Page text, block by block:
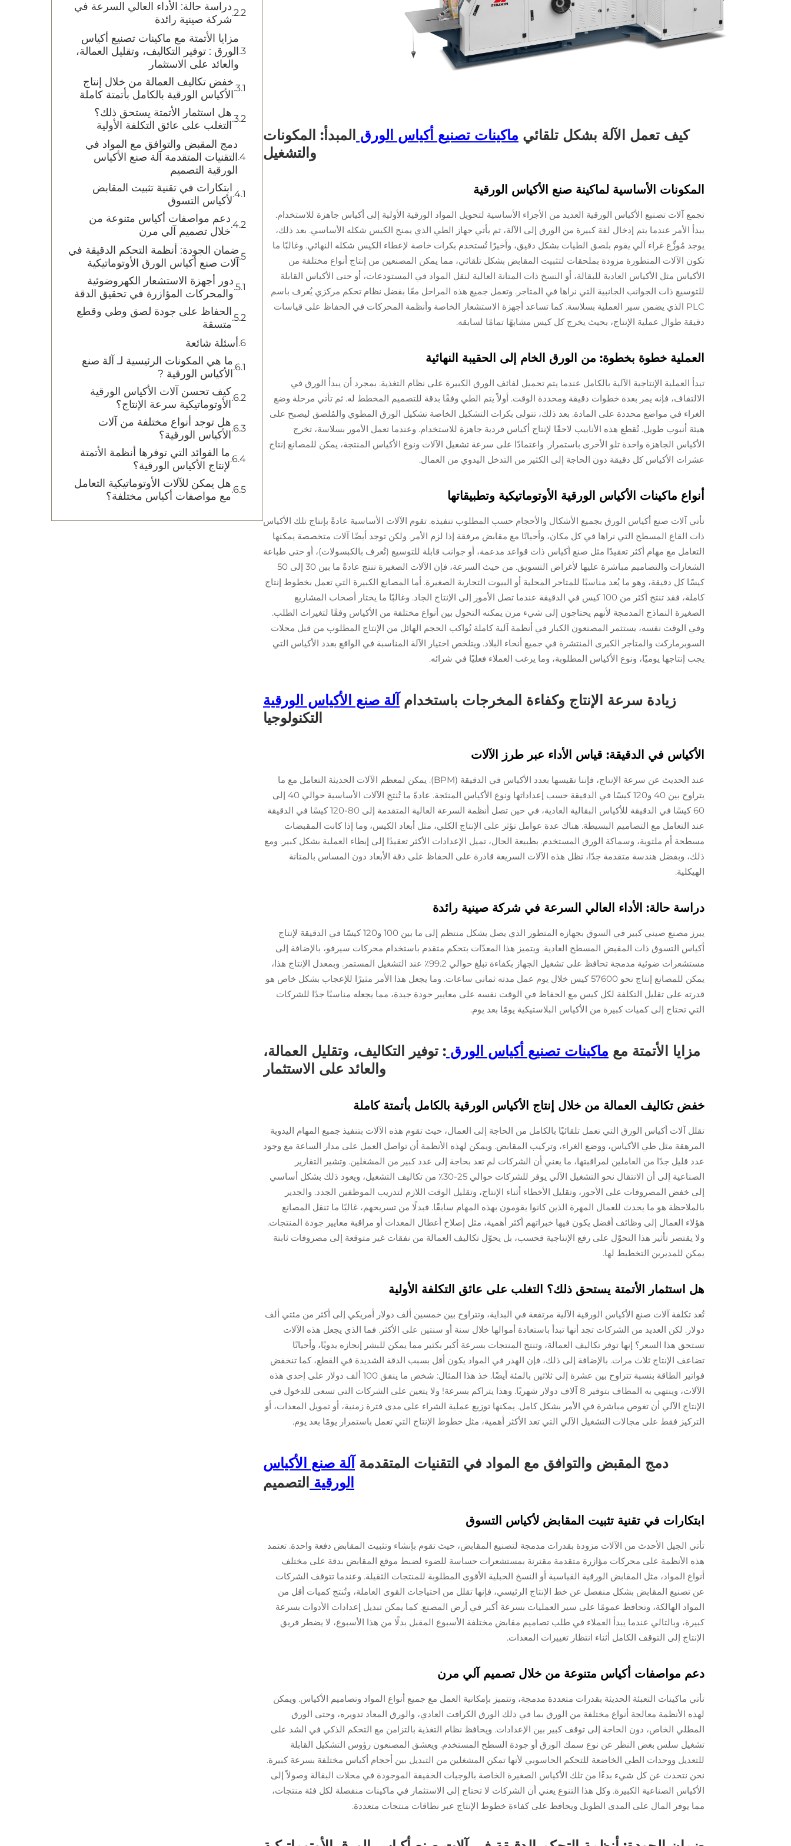
كيف تعمل الآلة بشكل تلقائي ماكينات تصنيع أكياس الورق المبدأ: المكونات
والتشغيل
المكونات الأساسية لماكينة صنع الأكياس الورقية
تجمع آلات تصنيع الأكياس الورقية العديد من الأجزاء الأساسية لتحويل المواد الورقية الأولية إلى أكياس جاهزة للاستخدام.
يبدأ الأمر عندما يتم إدخال لفة كبيرة من الورق إلى الآلة، ثم يأتي جهاز الطي الذي يمنح الكيس شكله الأساسي. بعد ذلك،
يوجد مُوزِّع غراء آلي يقوم بلصق الطيات بشكل دقيق، وأخيرًا تُستخدم بكرات خاصة لإعطاء الكيس شكله النهائي. وغالبًا ما
تكون الآلات المتطورة مزودة بملحقات لتثبيت المقابض بشكل تلقائي، مما يمكن المصنعين من إنتاج أنواع مختلفة من
الأكياس مثل الأكياس العادية للبقالة، أو النسخ ذات المتانة العالية لنقل المواد في المستودعات، أو حتى الأكياس القابلة
للتوسيع ذات الجوانب الجانبية التي نراها في المتاجر. وتعمل جميع هذه المراحل معًا بفضل نظام تحكم مركزي يُعرف باسم
PLC الذي يضمن سير العملية بسلاسة. كما تساعد أجهزة الاستشعار الخاصة وأنظمة المحركات في الحفاظ على قياسات
دقيقة طوال عملية الإنتاج، بحيث يخرج كل كيس مشابهًا تمامًا لسابقه.
العملية خطوة بخطوة: من الورق الخام إلى الحقيبة النهائية
تبدأ العملية الإنتاجية الآلية بالكامل عندما يتم تحميل لفائف الورق الكبيرة على نظام التغذية. بمجرد أن يبدأ الورق في
الالتفاف، فإنه يمر بعدة خطوات دقيقة ومحددة الوقت. أولاً يتم الطي وفقًا بدقة للتصميم المخطط له. ثم تأتي مرحلة وضع
الغراء في مواضع محددة على المادة. بعد ذلك، تتولى بكرات التشكيل الخاصة تشكيل الورق المطوي والمُلصق ليصبح على
هيئة أنبوب طويل. تُقطع هذه الأنابيب لاحقًا لإنتاج أكياس فردية جاهزة للاستخدام. وعندما تعمل الأمور بسلاسة، تخرج
الأكياس الجاهزة واحدة تلو الأخرى باستمرار. واعتمادًا على سرعة تشغيل الآلات ونوع الأكياس المنتجة، يمكن للمصانع إنتاج
عشرات الأكياس كل دقيقة دون الحاجة إلى الكثير من التدخل اليدوي من العمال.
أنواع ماكينات الأكياس الورقية الأوتوماتيكية وتطبيقاتها
تأتي آلات صنع أكياس الورق بجميع الأشكال والأحجام حسب المطلوب تنفيذه. تقوم الآلات الأساسية عادةً بإنتاج تلك الأكياس
ذات القاع المسطح التي نراها في كل مكان، وأحيانًا مع مقابض مرفقة إذا لزم الأمر. ولكن توجد أيضًا آلات متخصصة يمكنها
التعامل مع مهام أكثر تعقيدًا مثل صنع أكياس ذات قواعد مدعمة، أو جوانب قابلة للتوسيع (تُعرف بالكبسولات)، أو حتى طباعة
الشعارات والتصاميم مباشرة عليها لأغراض التسويق. من حيث السرعة، فإن الآلات الصغيرة تنتج عادةً ما بين 30 إلى 50
كيسًا كل دقيقة، وهو ما يُعد مناسبًا للمتاجر المحلية أو البيوت التجارية الصغيرة. أما المصانع الكبيرة التي تعمل بخطوط إنتاج
كاملة، فقد تنتج أكثر من 100 كيس في الدقيقة عندما تصل الأمور إلى الإنتاج الجاد. وغالبًا ما يختار أصحاب المشاريع
الصغيرة النماذج المدمجة لأنهم يحتاجون إلى شيء مرن يمكنه التحول بين أنواع مختلفة من الأكياس وفقًا لتغيرات الطلب.
وفي الوقت نفسه، يستثمر المصنعون الكبار في أنظمة آلية كاملة تُواكب الحجم الهائل من الإنتاج المطلوب من قبل محلات
السوبرماركت والمتاجر الكبرى المنتشرة في جميع أنحاء البلاد. ويتلخص اختيار الآلة المناسبة في الواقع بعدد الأكياس التي
يجب إنتاجها يوميًا، ونوع الأكياس المطلوبة، وما يرغب العملاء فعليًا في شرائه.
زيادة سرعة الإنتاج وكفاءة المخرجات باستخدام آلة صنع الأكياس الورقية
التكنولوجيا
الأكياس في الدقيقة: قياس الأداء عبر طرز الآلات
عند الحديث عن سرعة الإنتاج، فإننا نقيسها بعدد الأكياس في الدقيقة (BPM). يمكن لمعظم الآلات الحديثة التعامل مع ما
يتراوح بين 40 و120 كيسًا في الدقيقة حسب إعداداتها ونوع الأكياس المنتَجة. عادةً ما تُنتج الآلات الأساسية حوالي 40 إلى
60 كيسًا في الدقيقة للأكياس البقالية العادية، في حين تصل أنظمة السرعة العالية المتقدمة إلى 80-120 كيسًا في الدقيقة
عند التعامل مع التصاميم البسيطة. هناك عدة عوامل تؤثر على الإنتاج الكلي، مثل أبعاد الكيس، وما إذا كانت المقبضات
مسطحة أم ملتوية، وسماكة الورق المستخدم. بطبيعة الحال، تميل الإعدادات الأكثر تعقيدًا إلى إبطاء العملية بشكل كبير. ومع
ذلك، وبفضل هندسة متقدمة جدًا، تظل هذه الآلات السريعة قادرة على الحفاظ على دقة الأبعاد دون المساس بالمتانة
الهيكلية.
دراسة حالة: الأداء العالي السرعة في شركة صينية رائدة
يبرز مصنع صيني كبير في السوق بجهازه المتطور الذي يصل بشكل منتظم إلى ما بين 100 و120 كيسًا في الدقيقة لإنتاج
أكياس التسوق ذات المقبض المسطح العادية. ويتميز هذا المعدّات بتحكم متقدم باستخدام محركات سيرفو، بالإضافة إلى
مستشعرات ضوئية مدمجة تحافظ على تشغيل الجهاز بكفاءة تبلغ حوالي 99.2٪ عند التشغيل المستمر. وبمعدل الإنتاج هذا،
يمكن للمصانع إنتاج نحو 57600 كيس خلال يوم عمل مدته ثماني ساعات. وما يجعل هذا الأمر مثيرًا للإعجاب بشكل خاص هو
قدرته على تقليل التكلفة لكل كيس مع الحفاظ في الوقت نفسه على معايير جودة جيدة، مما يجعله مناسبًا جدًا للشركات
التي تحتاج إلى كميات كبيرة من الأكياس البلاستيكية يومًا بعد يوم.
مزايا الأتمتة مع ماكينات تصنيع أكياس الورق : توفير التكاليف، وتقليل العمالة،
والعائد على الاستثمار
خفض تكاليف العمالة من خلال إنتاج الأكياس الورقية بالكامل بأتمتة كاملة
تقلل آلات أكياس الورق التي تعمل تلقائيًا بالكامل من الحاجة إلى العمال، حيث تقوم هذه الآلات بتنفيذ جميع المهام اليدوية
المرهقة مثل طي الأكياس، ووضع الغراء، وتركيب المقابض. ويمكن لهذه الأنظمة أن تواصل العمل على مدار الساعة مع وجود
عدد قليل جدًا من العاملين لمراقبتها، ما يعني أن الشركات لم تعد بحاجة إلى عدد كبير من المشغلين. وتشير التقارير
الصناعية إلى أن الانتقال نحو التشغيل الآلي يوفر للشركات حوالي 25-30٪ من تكاليف التشغيل، ويعود ذلك بشكل أساسي
إلى خفض المصروفات على الأجور، وتقليل الأخطاء أثناء الإنتاج، وتقليل الوقت اللازم لتدريب الموظفين الجدد. والجدير
بالملاحظة هو ما يحدث للعمال المهرة الذين كانوا يقومون بهذه المهام سابقًا. فبدلًا من تسريحهم، غالبًا ما تنقل المصانع
هؤلاء العمال إلى وظائف أفضل يكون فيها خبراتهم أكثر أهمية، مثل إصلاح أعطال المعدات أو مراقبة معايير جودة المنتجات.
ولا يقتصر تأثير هذا التحوّل على رفع الإنتاجية فحسب، بل يحوّل تكاليف العمالة من نفقات غير متوقعة إلى مصروفات ثابتة
يمكن للمديرين التخطيط لها.
هل استثمار الأتمتة يستحق ذلك؟ التغلب على عائق التكلفة الأولية
تُعد تكلفة آلات صنع الأكياس الورقية الآلية مرتفعة في البداية، وتتراوح بين خمسين ألف دولار أمريكي إلى أكثر من مئتي ألف
دولار. لكن العديد من الشركات تجد أنها تبدأ باستعادة أموالها خلال سنة أو سنتين على الأكثر. فما الذي يجعل هذه الآلات
تستحق هذا السعر؟ إنها توفر تكاليف العمالة، وتنتج المنتجات بسرعة أكبر بكثير مما يمكن للبشر إنجازه يدويًا، وأحيانًا
تضاعف الإنتاج ثلاث مرات. بالإضافة إلى ذلك، فإن الهدر في المواد يكون أقل بسبب الدقة الشديدة في القطع، كما تنخفض
فواتير الطاقة بنسبة تتراوح بين عشرة إلى ثلاثين بالمئة أيضًا. خذ هذا المثال: شخص ما ينفق 100 ألف دولار على إحدى هذه
الآلات، وينتهي به المطاف بتوفير 8 آلاف دولار شهريًا. وهذا يتراكم بسرعة! ولا يتعين على الشركات التي تسعى للدخول في
الإنتاج الآلي أن تغوص مباشرة في الأمر بشكل كامل. يمكنها توزيع عملية الشراء على مدى فترة زمنية، أو تمويل المعدات، أو
التركيز فقط على مجالات التشغيل الآلي التي تعد الأكثر أهمية، مثل خطوط الإنتاج التي تعمل باستمرار يومًا بعد يوم.
دمج المقبض والتوافق مع المواد في التقنيات المتقدمة آلة صنع الأكياس
الورقية التصميم
ابتكارات في تقنية تثبيت المقابض لأكياس التسوق
تأتي الجيل الأحدث من الآلات مزودة بقدرات مدمجة لتصنيع المقابض، حيث تقوم بإنشاء وتثبيت المقابض دفعة واحدة. تعتمد
هذه الأنظمة على محركات مؤازرة متقدمة مقترنة بمستشعرات حساسة للضوء لضبط موقع المقابض بدقة على مختلف
أنواع المواد، مثل المقابض الورقية القياسية أو النسخ الحبلية الأقوى المطلوبة للمنتجات الثقيلة. وعندما تتوقف الشركات
عن تصنيع المقابض بشكل منفصل عن خط الإنتاج الرئيسي، فإنها تقلل من احتياجات القوى العاملة، وتُنتج كميات أقل من
المواد الهالكة، وتحافظ عمومًا على سير العمليات بسرعة أكبر في أرض المصنع. كما يمكن تبديل إعدادات الأدوات بسرعة
كبيرة، وبالتالي عندما يبدأ العملاء في طلب تصاميم مقابض مختلفة الأسبوع المقبل بدلًا من هذا الأسبوع، لا يضطر فريق
الإنتاج إلى التوقف الكامل أثناء انتظار تغييرات المعدات.
دعم مواصفات أكياس متنوعة من خلال تصميم آلي مرن
تأتي ماكينات التعبئة الحديثة بقدرات متعددة مدمجة، وتتميز بإمكانية العمل مع جميع أنواع المواد وتصاميم الأكياس. ويمكن
لهذه الأنظمة معالجة أنواع مختلفة من الورق بما في ذلك الورق الكرافت العادي، والورق المعاد تدويره، وحتى الورق
المطلي الخاص، دون الحاجة إلى توقف كبير بين الإعدادات. ويحافظ نظام التغذية بالتزامن مع التحكم الذكي في الشد على
تشغيل سلس بغض النظر عن نوع سمك الورق أو جودة السطح المستخدم. ويعشق المصنعون رؤوس التشكيل القابلة
للتعديل ووحدات الطي الخاضعة للتحكم الحاسوبي لأنها تمكن المشغلين من التبديل بين أحجام أكياس مختلفة بسرعة كبيرة.
نحن نتحدث عن كل شيء بدءًا من تلك الأكياس الصغيرة الخاصة بالوجبات الخفيفة الموجودة في محلات البقالة وصولاً إلى
الأكياس الصناعية الكبيرة. وكل هذا التنوع يعني أن الشركات لا تحتاج إلى الاستثمار في ماكينات منفصلة لكل فئة منتجات،
مما يوفر المال على المدى الطويل ويحافظ على كفاءة خطوط الإنتاج عبر نطاقات منتجات متعددة.
دراسة حالة: الأداء العالي السرعة في
شركة صينية رائدة
مزايا الأتمتة مع ماكينات تصنيع أكياس
الورق : توفير التكاليف، وتقليل العمالة،
والعائد على الاستثمار
خفض تكاليف العمالة من خلال إنتاج
الأكياس الورقية بالكامل بأتمتة كاملة
هل استثمار الأتمتة يستحق ذلك؟
التغلب على عائق التكلفة الأولية
دمج المقبض والتوافق مع المواد في
التقنيات المتقدمة آلة صنع الأكياس
الورقية التصميم
ابتكارات في تقنية تثبيت المقابض
لأكياس التسوق
دعم مواصفات أكياس متنوعة من
خلال تصميم آلي مرن
ضمان الجودة: أنظمة التحكم الدقيقة في
آلات صنع أكياس الورق الأوتوماتيكية
دور أجهزة الاستشعار الكهروضوئية
والمحركات المؤازرة في تحقيق الدقة
الحفاظ على جودة لصق وطي وقطع
متسقة
أسئلة شائعة
ما هي المكونات الرئيسية لـ آلة صنع
الأكياس الورقية ?
كيف تحسن آلات الأكياس الورقية
الأوتوماتيكية سرعة الإنتاج؟
هل توجد أنواع مختلفة من آلات
الأكياس الورقية؟
ما الفوائد التي توفرها أنظمة الأتمتة
لإنتاج الأكياس الورقية؟
هل يمكن للآلات الأوتوماتيكية التعامل
مع مواصفات أكياس مختلفة؟